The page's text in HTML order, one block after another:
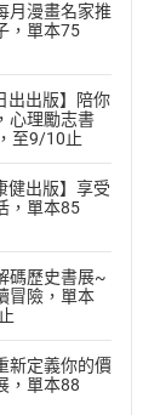
月漫畫名家推
，單本75
出出版】陪你
心理勵志書
至9/10止
健出版】享受
，單本85
碼歷史書展~
冒險，單本
新定義你的價
，單本88